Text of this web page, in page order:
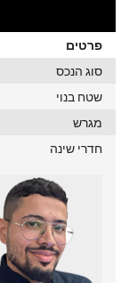
פרטים
סוג הנכס
שטח בנוי
מגרש
חדרי שינה